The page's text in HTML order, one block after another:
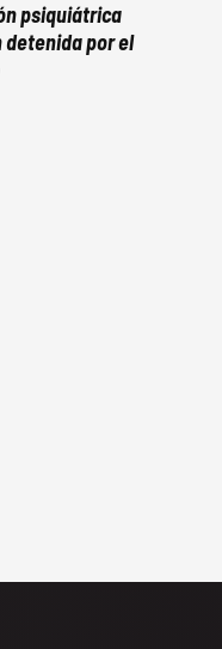
psiquiátrica
detenida por el